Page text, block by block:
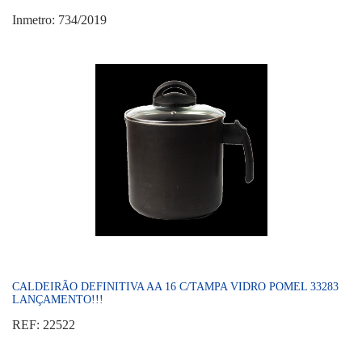
Inmetro: 734/2019
CALDEIRÃO DEFINITIVA AA 16 C/TAMPA VIDRO POMEL 33283
LANÇAMENTO!!!
REF: 22522